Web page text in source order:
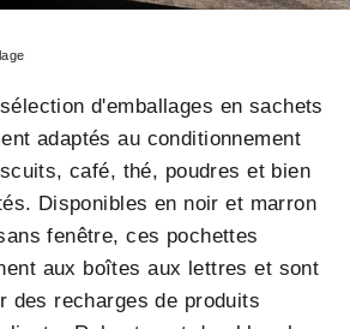
d'emballages en sachets
adaptés au conditionnement
café, thé, poudres et bien
Disponibles en noir et marron
fenêtre, ces pochettes
aux boîtes aux lettres et sont
des recharges de produits